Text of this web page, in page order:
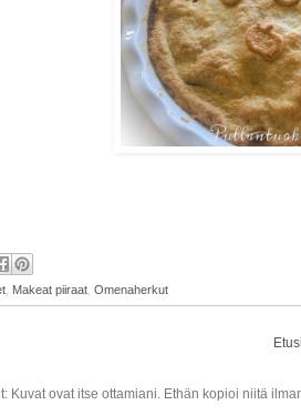
Makeat piiraat Omenaherkut
Kuvat ovat itse ottamiani. Ethän kopioi niitä